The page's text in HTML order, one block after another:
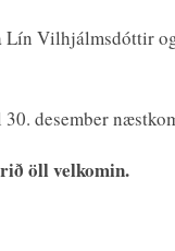
Lín Vilhjálmsdóttir
desember
öll velkomin.